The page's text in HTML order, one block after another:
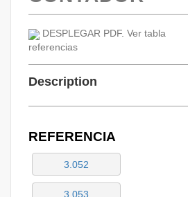
DESPLEGAR PDF. Ver tabla
referencias
Description
REFERENCIA
3.052
3.053